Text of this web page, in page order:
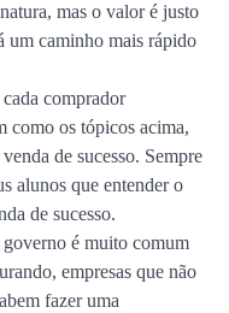
mas o valor é justo
um caminho mais rápido
cada comprador
como os tópicos acima,
de sucesso. Sempre
alunos que entender o
de sucesso.
é muito comum
empresas que não
fazer uma